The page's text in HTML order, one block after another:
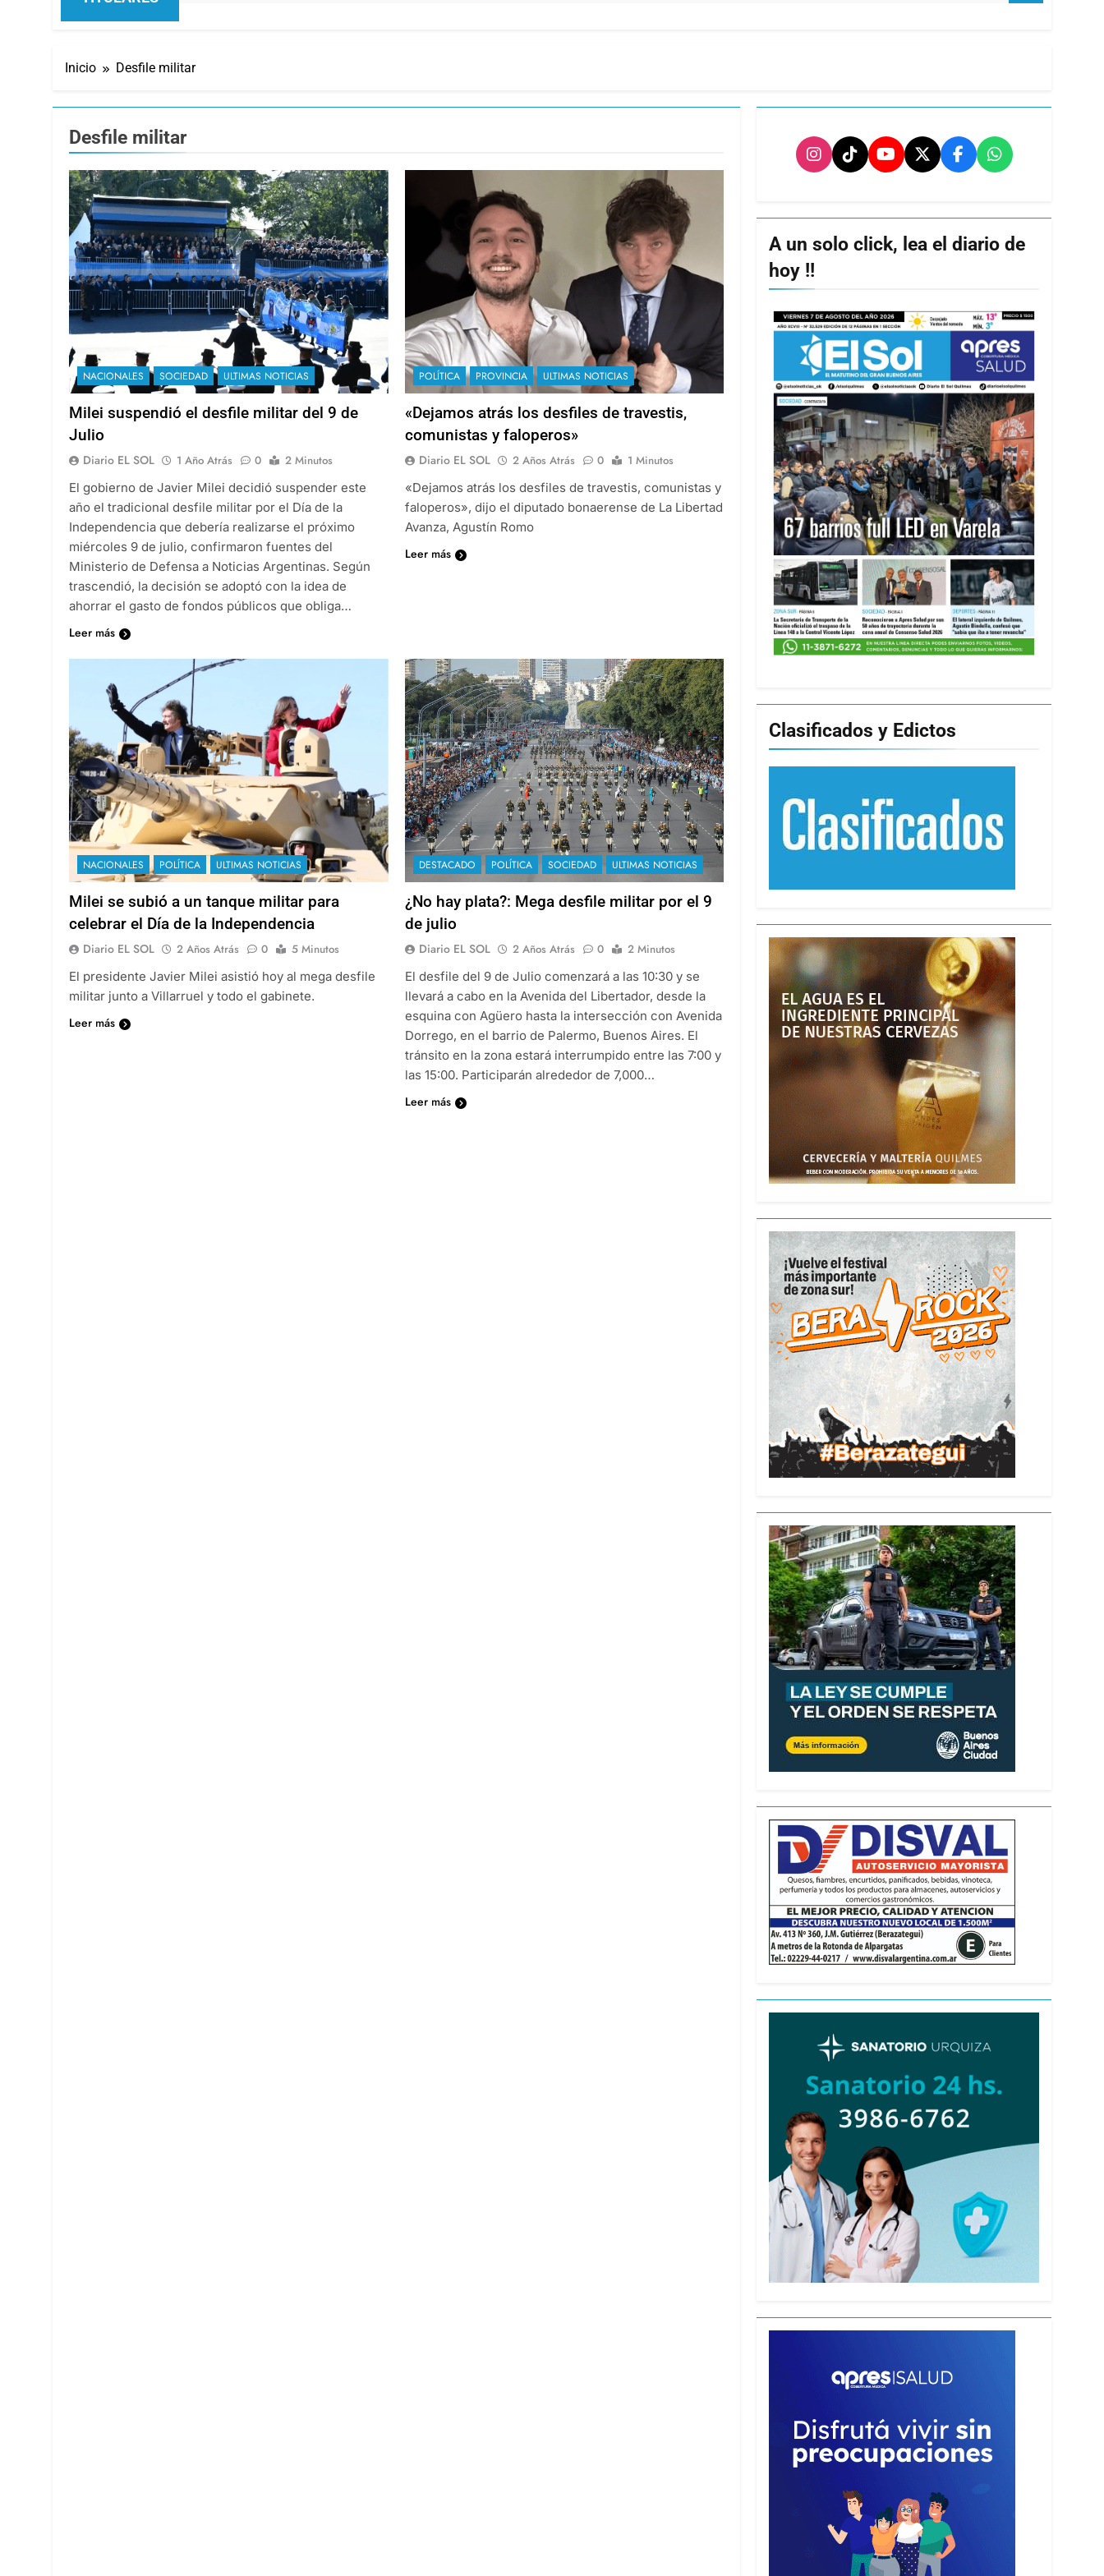
Inicio Desfile militar
Desfile militar
NACIONALES SOCIEDAD ULTIMAS NOTICIAS
Milei suspendió el desfile militar del 9 de
Julio
Diario EL SOL 1 Año Atrás 0
2 Minutos
El gobierno de Javier Milei decidió suspender este
año el tradicional desfile militar por el Día de la
Independencia que debería realizarse el próximo
miércoles 9 de julio, confirmaron fuentes del
Ministerio de Defensa a Noticias Argentinas. Según
trascendió, la decisión se adoptó con la idea de
ahorrar el gasto de fondos públicos que obliga…
Leer más
POLÍTICA PROVINCIA ULTIMAS NOTICIAS
«Dejamos atrás los desfiles de travestis,
comunistas y faloperos»
Diario EL SOL 2 Años Atrás 0
1 Minutos
«Dejamos atrás los desfiles de travestis, comunistas y
faloperos», dijo el diputado bonaerense de La Libertad
Avanza, Agustín Romo
Leer más
NACIONALES POLÍTICA ULTIMAS NOTICIAS
Milei se subió a un tanque militar para
celebrar el Día de la Independencia
Diario EL SOL 2 Años Atrás 0
5 Minutos
El presidente Javier Milei asistió hoy al mega desfile
militar junto a Villarruel y todo el gabinete.
Leer más
DESTACADO POLÍTICA SOCIEDAD ULTIMAS NOTICIAS
¿No hay plata?: Mega desfile militar por el 9
de julio
Diario EL SOL 2 Años Atrás 0
2 Minutos
El desfile del 9 de Julio comenzará a las 10:30 y se
llevará a cabo en la Avenida del Libertador, desde la
esquina con Agüero hasta la intersección con Avenida
Dorrego, en el barrio de Palermo, Buenos Aires. El
tránsito en la zona estará interrumpido entre las 7:00 y
las 15:00. Participarán alrededor de 7,000…
Leer más
A un solo click, lea el diario de
hoy !!
Clasificados y Edictos